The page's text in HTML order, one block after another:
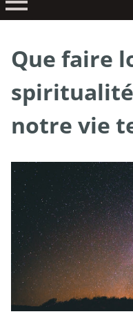
Que faire
spiritualité
notre vie